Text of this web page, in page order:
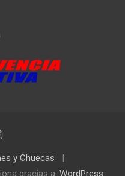
y Chuecas
gracias a: WordPress